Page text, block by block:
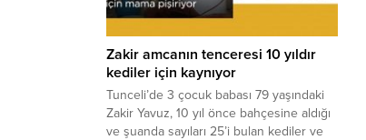
Çalışmalara ilişkin...
Zakir amcanın tenceresi 10 yıldır
kediler için kaynıyor
Tunceli’de 3 çocuk babası 79 yaşındaki
Zakir Yavuz, 10 yıl önce bahçesine aldığı
ve şuanda sayıları 25’i bulan kediler ve